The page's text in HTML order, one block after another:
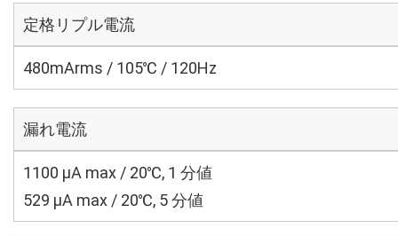
定格リプル電流
480mArms / 105℃ / 120Hz
漏れ電流
1100 μA max / 20℃, 1 分値
529 μA max / 20℃, 5 分値